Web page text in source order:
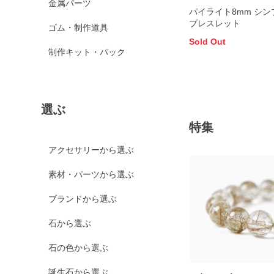
金属パーツ
ゴム・制作道具
制作キット・パック
選ぶ
アクセサリーから選ぶ
素材・パーツから選ぶ
ブランドから選ぶ
石から選ぶ
石の色から選ぶ
パイライト8mm シン
ブレスレット
Sold Out
特集